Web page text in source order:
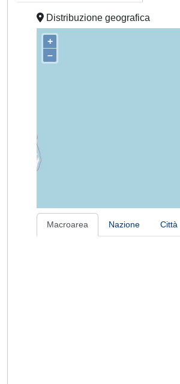
Distribuzione geografica
+
–
Macroarea Nazione Città